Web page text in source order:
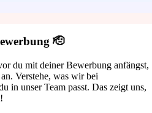
🫡
du mit deiner Bewerbung anfängst,
Verstehe, was wir bei
in unser Team passt. Das zeigt uns,